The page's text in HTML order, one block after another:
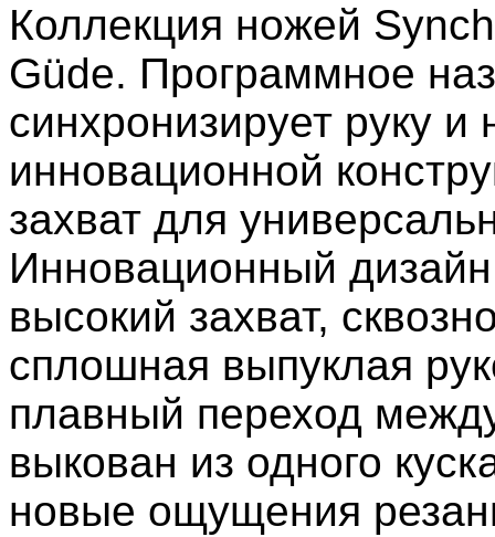
Коллекция ножей
Güde. Программное
синхронизирует руку
инновационной
захват для
Инновационный
высокий захват,
сплошная выпуклая
плавный переход
выкован из одного
новые ощущения